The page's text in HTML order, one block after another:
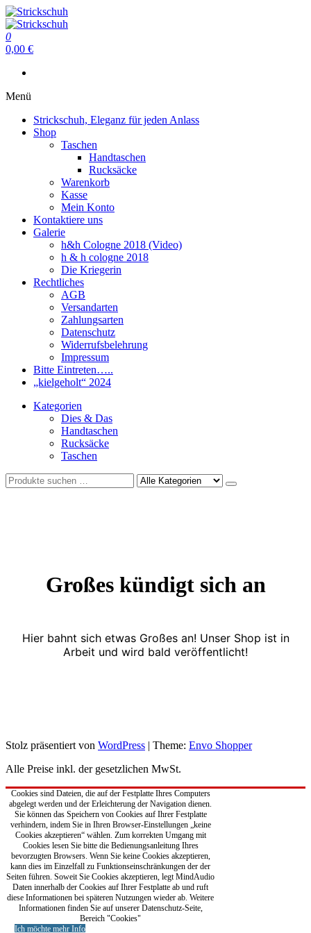
Zum
Inhalt
springen
Strickschuh
Strickschuh
0
0,00 €
Menü
Strickschuh, Eleganz für jeden Anlass
Shop
Taschen
Handtaschen
Rucksäcke
Warenkorb
Kasse
Mein Konto
Kontaktiere uns
Galerie
h&h Cologne 2018 (Video)
h & h cologne 2018
Die Kriegerin
Rechtliches
AGB
Versandarten
Zahlungsarten
Datenschutz
Widerrufsbelehrung
Impressum
Bitte Eintreten…..
„kielgeholt“ 2024
Kategorien
Dies & Das
Handtaschen
Rucksäcke
Taschen
Großes kündigt sich an
Hier bahnt sich etwas Großes an! Unser Shop ist in
Arbeit und wird bald veröffentlicht!
Stolz präsentiert von WordPress | Theme: Envo Shopper
Alle Preise inkl. der gesetzlichen MwSt.
Cookies sind Dateien, die auf der Festplatte Ihres Computers
abgelegt werden und der Erleichterung der Navigation dienen.
Sie können das Speichern von Cookies auf Ihrer Festplatte
verhindern, indem Sie in Ihren Browser-Einstellungen „keine
Cookies akzeptieren“ wählen. Zum korrekten Umgang mit
Cookies lesen Sie bitte die Bedienungsanleitung Ihres
bevorzugten Browsers. Wenn Sie keine Cookies akzeptieren,
kann dies im Einzelfall zu Funktionseinschränkungen der der
Seiten führen. Soweit Sie Cookies akzeptieren, legt MindAudio
Daten innerhalb der Cookies auf Ihrer Festplatte ab und ruft
diese Informationen bei späteren Nutzungen wieder ab. Weitere
Informationen finden Sie auf unserer Datenschutz-Seite,
Bereich "Cookies"
Ich möchte mehr Info